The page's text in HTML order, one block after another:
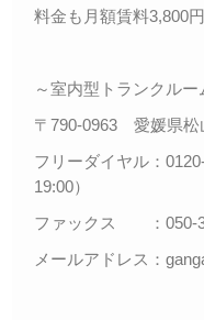
料金も月額賃料3,800
～室内型トランクル
〒790-0963 愛媛県松
フリーダイヤル：
19:00）
ファックス ：050-
メールアドレス：